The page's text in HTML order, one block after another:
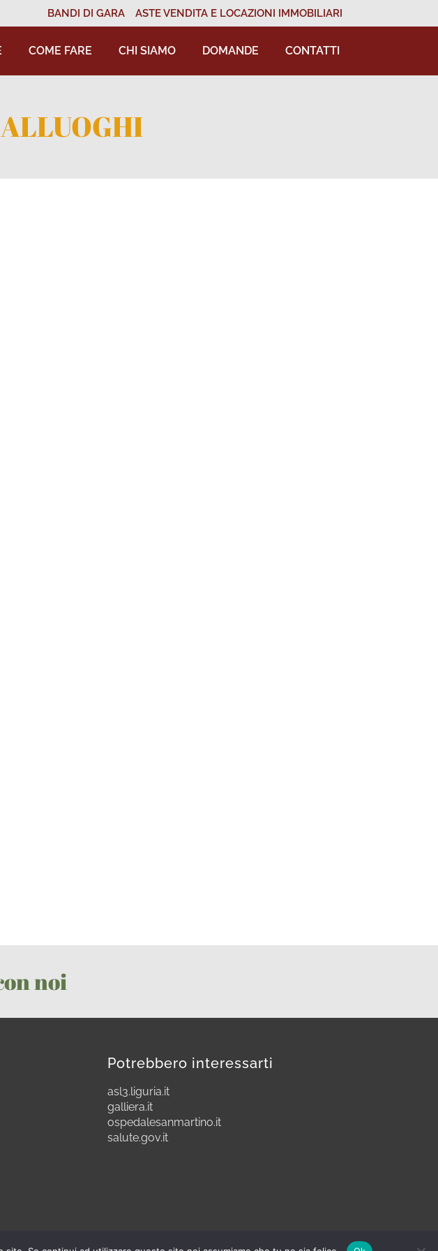
BANDI DI GARA ASTE VENDITA E LOCAZIONI IMMOBILIARI
COME FARE CHI SIAMO DOMANDE CONTATTI
noi
Potrebbero interessarti
asl3.liguria.it
galliera.it
ospedalesanmartino.it
salute.gov.it